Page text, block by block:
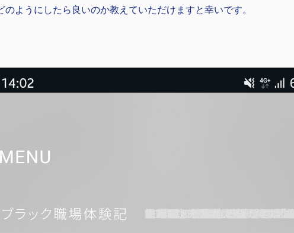
のようにしたら良いのか教えていただけますと幸いです。